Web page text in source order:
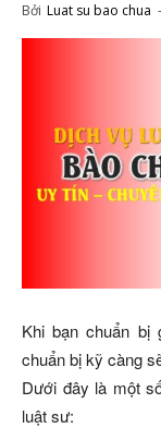
Bởi Luat su bao chua -
Khi bạn chuẩn
chuẩn bị kỹ càng
Dưới đây là một
luật sư: